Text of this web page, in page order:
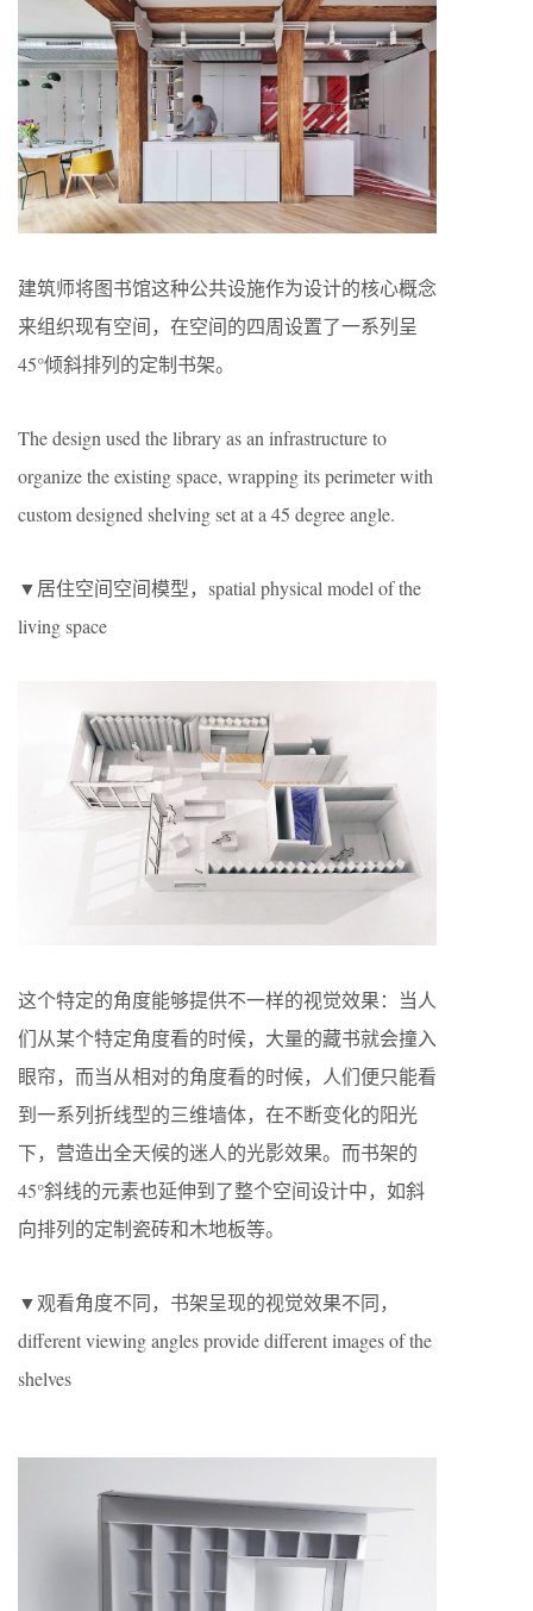
建筑师将图书馆这种公共设施作为设计的核心概念
来组织现有空间，在空间的四周设置了一系列呈
45°倾斜排列的定制书架。
The design used the library as an infrastructure to
organize the existing space, wrapping its perimeter with
custom designed shelving set at a 45 degree angle.
▼居住空间空间模型，spatial physical model of the
living space
这个特定的角度能够提供不一样的视觉效果：当人
们从某个特定角度看的时候，大量的藏书就会撞入
眼帘，而当从相对的角度看的时候，人们便只能看
到一系列折线型的三维墙体，在不断变化的阳光
下，营造出全天候的迷人的光影效果。而书架的
45°斜线的元素也延伸到了整个空间设计中，如斜
向排列的定制瓷砖和木地板等。
▼观看角度不同，书架呈现的视觉效果不同，
different viewing angles provide different images of the
shelves